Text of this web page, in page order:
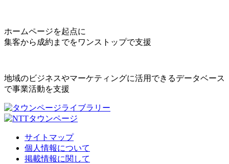
ホームページを起点に
集客から成約までをワンストップで支援
地域のビジネスやマーケティングに活用できるデータベース
で事業活動を支援
サイトマップ
個人情報について
掲載情報に関して